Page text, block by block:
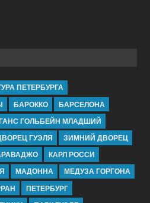
ПЕТЕРБУРГА
БАРОККО
БАРСЕЛОНА
ГОЛЬБЕЙН МЛАДШИЙ
ГУЭЛЯ
ЗИМНИЙ ДВОРЕЦ
КАРЛ РОССИ
МАДОННА
МЕДУЗА ГОРГОНА
ПЕТЕРБУРГ